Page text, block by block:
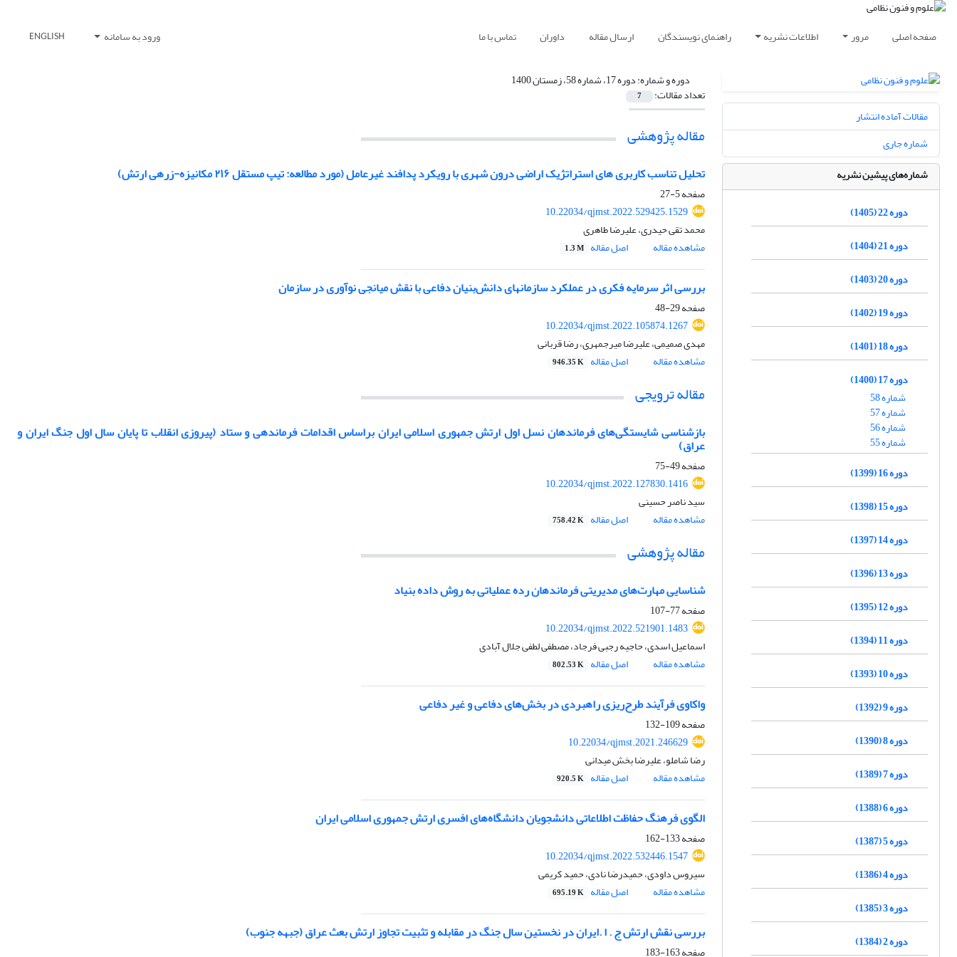
صفحه اصلی مرور اطلاعات نشریه راهنمای نویسندگان ارسال مقاله داوران تماس با ما ورود به سامانه ENGLISH
دوره و شماره:دوره 17، شماره 58، زمستان 1400
تعداد مقالات: 7
مقاله پژوهشی
تحلیل تناسب کاربری های استراتژیک اراضی درون شهری با رویکرد پدافند غیرعامل (مورد مطالعه: تیپ مستقل ۲۱۶ مکانیزه-زرهی ارتش)
صفحه5-27
10.22034/qjmst.2022.529425.1529
محمد تقی حیدری، علیرضا طاهری
مشاهده مقاله
اصل مقاله 1.3 M
بررسی اثر سرمایه فکری در عملکرد سازمان‎های دانش‌بنیان دفاعی با نقش میانجی نوآوری در سازمان
صفحه29-48
10.22034/qjmst.2022.105874.1267
مهدی صمیمی، علیرضا میرجمهری، رضا قربانی
مشاهده مقاله
اصل مقاله 946.35 K
مقاله ترویجی
بازشناسی شایستگی‌های فرماندهان نسل اول ارتش جمهوری اسلامی ایران براساس اقدامات فرماندهی و ستاد (پیروزی انقلاب تا پایان سال اول جنگ ایران و
عراق)
صفحه49-75
10.22034/qjmst.2022.127830.1416
سید ناصر حسینی
مشاهده مقاله
اصل مقاله 758.42 K
مقاله پژوهشی
شناسایی مهارت‌های مدیریتی فرماندهان رده عملیاتی به روش داده بنیاد
صفحه77-107
10.22034/qjmst.2022.521901.1483
اسماعیل اسدی، حاجیه رجبی فرجاد، مصطفی لطفی جلال آبادی
مشاهده مقاله
اصل مقاله 802.53 K
واکاوی فرآیند طرح‌ریزی راهبردی در بخش‌های دفاعی و غیر دفاعی
صفحه109-132
10.22034/qjmst.2021.246629
رضا شاملو، علیرضا بخش میدانی
مشاهده مقاله
اصل مقاله 920.5 K
الگوی فرهنگ حفاظت اطلاعاتی دانشجویان دانشگاه‌های افسری ارتش جمهوری اسلامی ایران
صفحه133-162
10.22034/qjmst.2022.532446.1547
سیروس داودی، حمیدرضا نادی، حمید کریمی
مشاهده مقاله
اصل مقاله 695.19 K
بررسی نقش ارتش ج . ا .ایران در نخستین سال جنگ در مقابله و تثبیت تجاوز ارتش بعث عراق (جبهه جنوب)
صفحه163-183
مقالات آماده انتشار
شماره جاری
شماره‌های پیشین نشریه
دوره 22 (1405)
دوره 21 (1404)
دوره 20 (1403)
دوره 19 (1402)
دوره 18 (1401)
دوره 17 (1400)
شماره 58
شماره 57
شماره 56
شماره 55
دوره 16 (1399)
دوره 15 (1398)
دوره 14 (1397)
دوره 13 (1396)
دوره 12 (1395)
دوره 11 (1394)
دوره 10 (1393)
دوره 9 (1392)
دوره 8 (1390)
دوره 7 (1389)
دوره 6 (1388)
دوره 5 (1387)
دوره 4 (1386)
دوره 3 (1385)
دوره 2 (1384)